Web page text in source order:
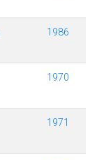
1986
1970
1971